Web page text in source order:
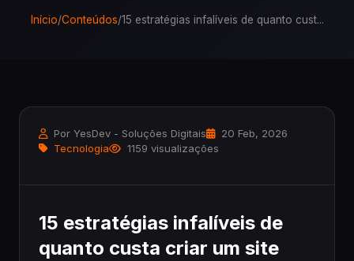
Início/Conteúdos/15 estratégias infalíveis de quanto cust...
Por YesDev - Soluções Digitais
20 Feb, 2026
Tecnologia
1159 visualizações
15 estratégias infalíveis de
quanto custa criar um site